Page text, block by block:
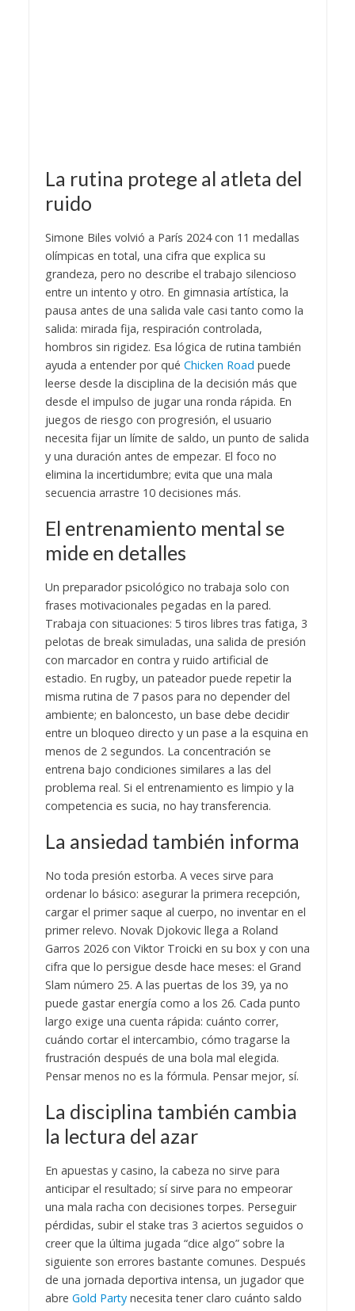
La rutina protege al atleta del
ruido
Simone Biles volvió a París 2024 con 11 medallas
olímpicas en total, una cifra que explica su
grandeza, pero no describe el trabajo silencioso
entre un intento y otro. En gimnasia artística, la
pausa antes de una salida vale casi tanto como la
salida: mirada fija, respiración controlada,
hombros sin rigidez. Esa lógica de rutina también
ayuda a entender por qué Chicken Road puede
leerse desde la disciplina de la decisión más que
desde el impulso de jugar una ronda rápida. En
juegos de riesgo con progresión, el usuario
necesita fijar un límite de saldo, un punto de salida
y una duración antes de empezar. El foco no
elimina la incertidumbre; evita que una mala
secuencia arrastre 10 decisiones más.
El entrenamiento mental se
mide en detalles
Un preparador psicológico no trabaja solo con
frases motivacionales pegadas en la pared.
Trabaja con situaciones: 5 tiros libres tras fatiga, 3
pelotas de break simuladas, una salida de presión
con marcador en contra y ruido artificial de
estadio. En rugby, un pateador puede repetir la
misma rutina de 7 pasos para no depender del
ambiente; en baloncesto, un base debe decidir
entre un bloqueo directo y un pase a la esquina en
menos de 2 segundos. La concentración se
entrena bajo condiciones similares a las del
problema real. Si el entrenamiento es limpio y la
competencia es sucia, no hay transferencia.
La ansiedad también informa
No toda presión estorba. A veces sirve para
ordenar lo básico: asegurar la primera recepción,
cargar el primer saque al cuerpo, no inventar en el
primer relevo. Novak Djokovic llega a Roland
Garros 2026 con Viktor Troicki en su box y con una
cifra que lo persigue desde hace meses: el Grand
Slam número 25. A las puertas de los 39, ya no
puede gastar energía como a los 26. Cada punto
largo exige una cuenta rápida: cuánto correr,
cuándo cortar el intercambio, cómo tragarse la
frustración después de una bola mal elegida.
Pensar menos no es la fórmula. Pensar mejor, sí.
La disciplina también cambia
la lectura del azar
En apuestas y casino, la cabeza no sirve para
anticipar el resultado; sí sirve para no empeorar
una mala racha con decisiones torpes. Perseguir
pérdidas, subir el stake tras 3 aciertos seguidos o
creer que la última jugada “dice algo” sobre la
siguiente son errores bastante comunes. Después
de una jornada deportiva intensa, un jugador que
abre Gold Partynecesita tener claro cuánto saldo